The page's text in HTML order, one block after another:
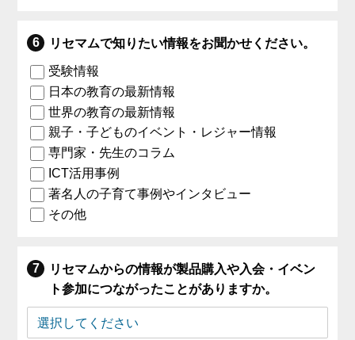
リセマムで知りたい情報をお聞かせください。
受験情報
日本の教育の最新情報
世界の教育の最新情報
親子・子どものイベント・レジャー情報
専門家・先生のコラム
ICT活用事例
著名人の子育て事例やインタビュー
その他
リセマムからの情報が製品購入や入会・イベン
ト参加につながったことがありますか。